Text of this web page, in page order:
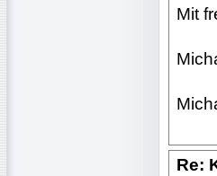
Mit
Re: